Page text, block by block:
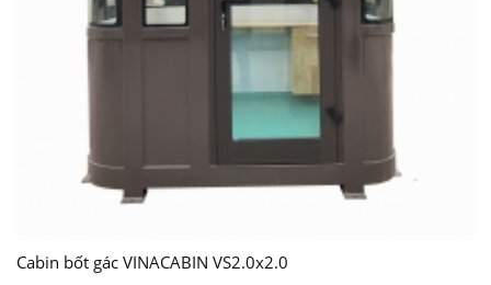
Cabin bốt gác VINACABIN VS2.0x2.0